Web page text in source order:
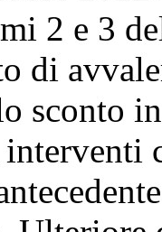
2 e 3
di
sconto